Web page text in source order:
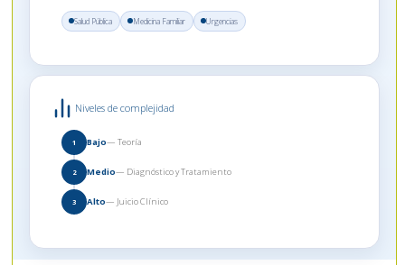
Salud Pública Medicina Familiar Urgencias
Niveles de complejidad
1 Bajo— Teoría
2 Medio— Diagnóstico y Tratamiento
3 Alto— Juicio Clínico